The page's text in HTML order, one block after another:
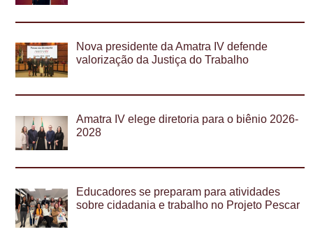
Nova presidente da Amatra IV defende
valorização da Justiça do Trabalho
Amatra IV elege diretoria para o biênio 2026-
2028
Educadores se preparam para atividades
sobre cidadania e trabalho no Projeto Pescar